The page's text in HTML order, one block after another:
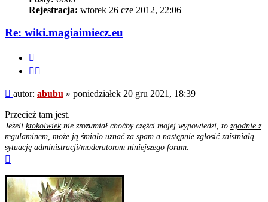
Rejestracja: wtorek 26 cze 2012, 22:06
Re: wiki.magiaimiecz.eu
Post
autor: abubu » poniedziałek 20 gru 2021, 18:39
Przecież tam jest.
Jeżeli ktokolwieknie zrozumiał choćby części mojej wypowiedzi, to zgodnie z
regulaminem , może ją śmiało uznać za spam a następnie zgłosić zaistniałą
sytuację administracji/moderatorom niniejszego forum.